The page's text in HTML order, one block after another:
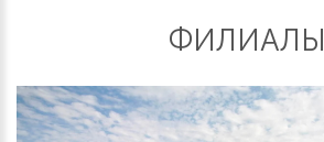
ФИЛИАЛЫ